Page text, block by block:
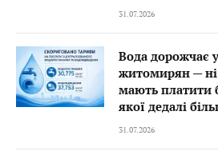
31.07.2026
Вода дорожчає
житомирян —
мають платити
якої дедалі
31.07.2026